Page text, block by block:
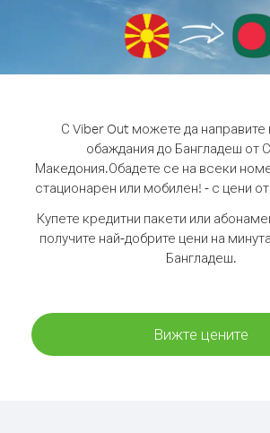
С Viber Out можете да направите
обаждания до Бангладеш от
Македония.Обадете се на всеки
стационарен или мобилен! - с цени
Купете кредитни пакети или
получите най-добрите цени на
Бангладеш.
Вижте цените